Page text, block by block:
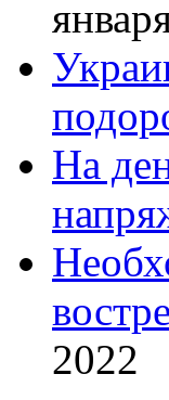
На
2022